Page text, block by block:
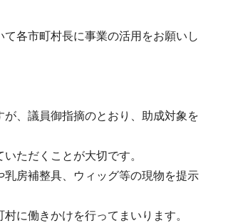
各市町村長に事業の活用をお願いし
、議員御指摘のとおり、助成対象を
ただくことが大切です。
房補整具、ウィッグ等の現物を提示
に働きかけを行ってまいります。